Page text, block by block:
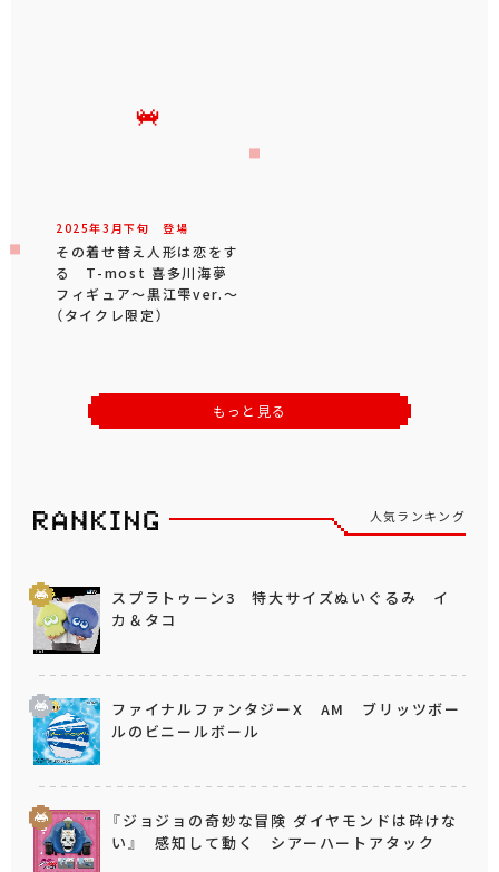
2025年3 月下旬 登場
その着せ替え人形は恋をす
る T-most 喜多川海夢
フィギュア～黒江雫ver.～
（タイクレ限定）
もっと見る
人気ランキング
スプラトゥーン3 特大サイズぬいぐるみ イ
カ＆タコ
ファイナルファンタジーX AM ブリッツボー
ルのビニールボール
『ジョジョの奇妙な冒険 ダイヤモンドは砕けな
い』 感知して動く シアーハートアタック